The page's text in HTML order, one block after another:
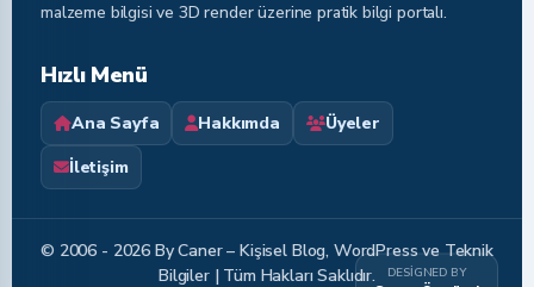
malzeme bilgisi ve 3D render üzerine pratik bilgi portalı.
Hızlı Menü
Ana Sayfa Hakkımda
Üyeler
İletişim
© 2006 - 2026 By Caner – Kişisel Blog, WordPress ve Teknik
Bilgiler | Tüm Hakları Saklıdır.
DESIGNED BY